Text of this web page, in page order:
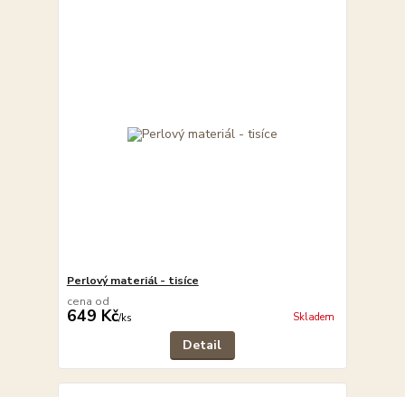
Perlový materiál - tisíce
cena od
649 Kč/ks Skladem
Detail